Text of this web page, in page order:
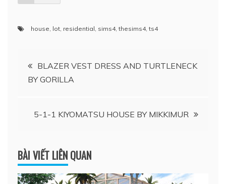
house, lot, residential, sims4,thesims4,ts4
Điều
hướng
bài
viết
BLAZER VEST DRESS AND TURTLENECK
BY GORILLA
5-1-1 KIYOMATSU HOUSE BY MIKKIMUR
BÀI VIẾT LIÊN QUAN